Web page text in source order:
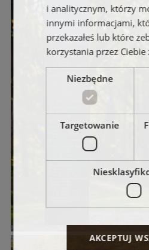
i analitycznym, którzy
innymi informacjami,
przekazałeś lub które
korzystania przez Ciebie
Niezbędne
Targetowanie
AKCEPTUJ